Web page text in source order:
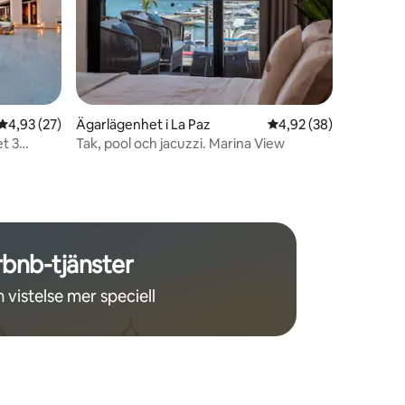
av 5 i genomsnittligt betyg, 27 omdömen
4,93 (27)
3
Ägarlägenhet i La Paz 4,92 av 5 i
4,92 (38)
Tak, pool och jacuzzi. Marina View
tjänster
vistelse mer speciell